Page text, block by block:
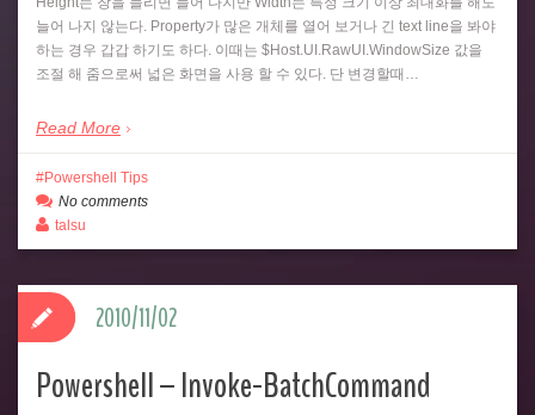
늘어 나지 않는다. Property가 많은 개체를 열어 보거나 긴 text line을 봐야
하는 경우 갑갑 하기도 하다. 이때는 $Host.UI.RawUI.WindowSize 값을
조절 해 줌으로써 넓은 화면을 사용 할 수 있다. 단 변경할때…
Read More
Powershell Tips
No comments
talsu
Powershell – Invoke-BatchCommand
2010/11/02